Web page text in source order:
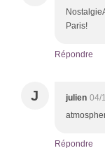
Paris!
Répondre
J julien 04/
Répondre